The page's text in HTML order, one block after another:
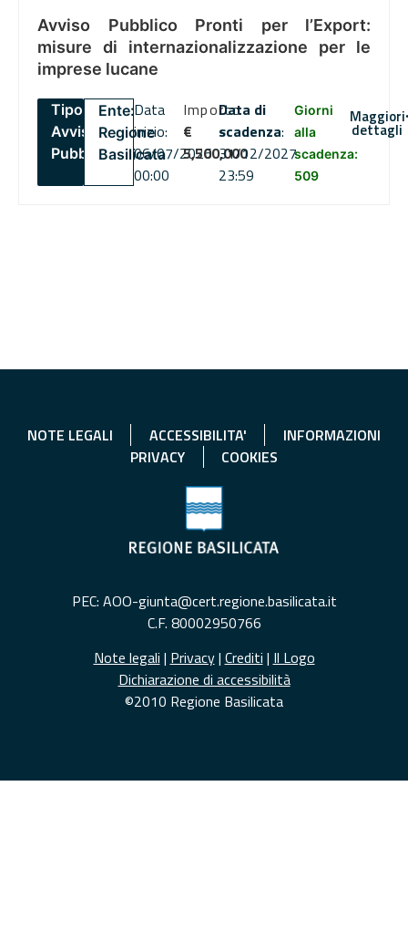
Avviso Pubblico Pronti per l’Export:
misure di internazionalizzazione per le
imprese lucane
Tipo:
Avviso
Pubblico
Ente:
Regione
Basilicata
Data
inizio:
06/07/2026
00:00
Importo
€
5,500,000
Data di
scadenza:
31/12/2027
23:59
Giorni
alla
scadenza:
509
Maggiori
dettagli
NOTE LEGALI ACCESSIBILITA'
INFORMAZIONI
PRIVACY
COOKIES
PEC: AOO-giunta@cert.regione.basilicata.it
C.F. 80002950766
Note legali | Privacy| Crediti | Il Logo
Dichiarazione di accessibilità
©2010 Regione Basilicata